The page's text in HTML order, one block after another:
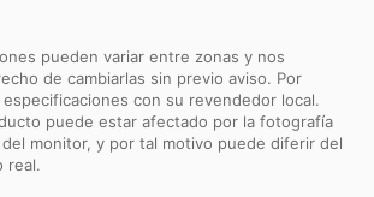
pueden variar entre zonas y nos
de cambiarlas sin previo aviso. Por
con su revendedor local.
puede estar afectado por la fotografía
monitor, y por tal motivo puede diferir del
real.